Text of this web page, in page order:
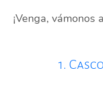
¡Venga, vámonos
1.